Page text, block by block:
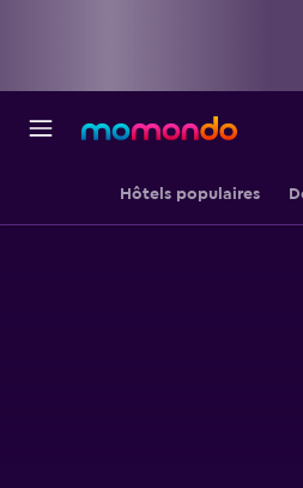
Hôtels populaires